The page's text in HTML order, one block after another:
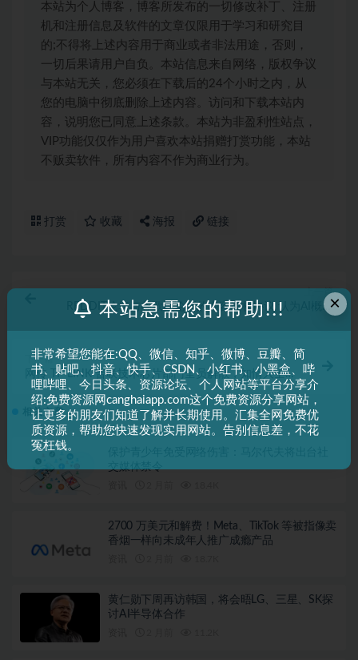
本站为个人博客，博客所发布的一切修改补丁、注册
机和注册信息及软件的文章仅限用于学习和研究目
的;不得将上述内容用于商业或者非法用途，否则，
一切后果请用户自负。本站信息来自网络，版权争议
与本站无关，您必须在下载后的24个小时之内，从
您的电脑中彻底删除上述内容。访问和下载本站内
容，说明您已同意上述条款。本站为非盈利性站点，
VIP功能仅仅作为用户喜欢本站捐赠打赏功能，本站
不贩卖软件，所有内容不作为商业行为。
打赏 收藏 海报 链接
上一篇
REDDIT论坛与谷歌讨论新的内容授权协议 认为AI概览
引用帖子应当支付费用
下一篇
网传 TP-LINK 普联技术芯片部门全员解散，知情人士称
“并非公司本身，相关主体应为早前关联公司”
相关文章
交媒体禁令
2700 万美元和解费！Meta、TikTok 等被指像卖
香烟一样向未成年人推广成瘾产品
黄仁勋下周再访韩国，将会晤LG、三星、SK探
讨AI半导体合作
×
本站急需您的帮助!!!
非常希望您能在:QQ、微信、知乎、微博、豆瓣、简
书、贴吧、抖音、快手、CSDN、小红书、小黑盒、哔
哩哔哩、今日头条、资源论坛、个人网站等平台分享介
绍:免费资源网canghaiapp.com这个免费资源分享网站，
让更多的朋友们知道了解并长期使用。汇集全网免费优
质资源，帮助您快速发现实用网站。告别信息差，不花
冤枉钱。